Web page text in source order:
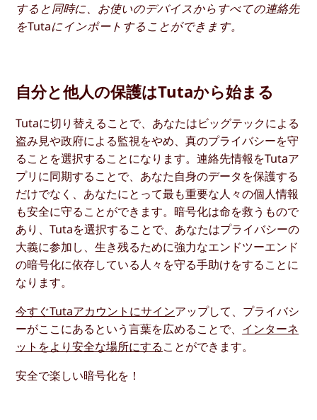
すると同時に、お使いのデバイスからすべての連絡先
をTutaにインポートすることができます。
自分と他人の保護はTutaから始まる
Tutaに切り替えることで、あなたはビッグテックによる
盗み見や政府による監視をやめ、真のプライバシーを守
ることを選択することになります。連絡先情報をTutaア
プリに同期することで、あなた自身のデータを保護する
だけでなく、あなたにとって最も重要な人々の個人情報
も安全に守ることができます。暗号化は命を救うもので
あり、Tutaを選択することで、あなたはプライバシーの
大義に参加し、生き残るために強力なエンドツーエンド
の暗号化に依存している人々を守る手助けをすることに
なります。
今すぐTutaアカウントにサインアップして、プライバシ
ーがここにあるという言葉を広めることで、 インターネ
ットをより安全な場所にすることができます。
安全で楽しい暗号化を！